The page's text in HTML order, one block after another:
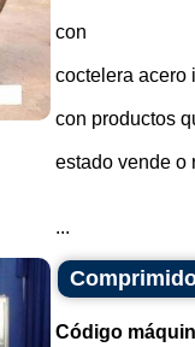
con
coctelera acero
con productos
estado vende o
...
Código